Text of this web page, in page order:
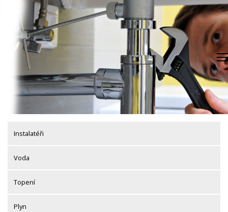
content
Instalatéři
Voda
Topení
Plyn